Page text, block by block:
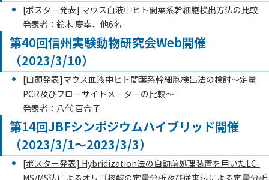
[ポスター発表] マウス血液中ヒト間葉系幹細胞検出方法の比較
発表者：鈴木 慶幸、他6名
第40回信州実験動物研究会Web開催
（2023/3/10）
[口頭発表]マウス血液中ヒト間葉系幹細胞検出法の検討～定量
PCR及びフローサイトメーターの比較～
発表者：八代 百合子
第14回JBFシンポジウムハイブリッド開催
（2023/3/1～2023/3/3）
[ポスター発表] Hybridization法の自動前処理装置を用いたLC-
MS/MS法によるオリゴ核酸の定量分析及び従来法による定量分析